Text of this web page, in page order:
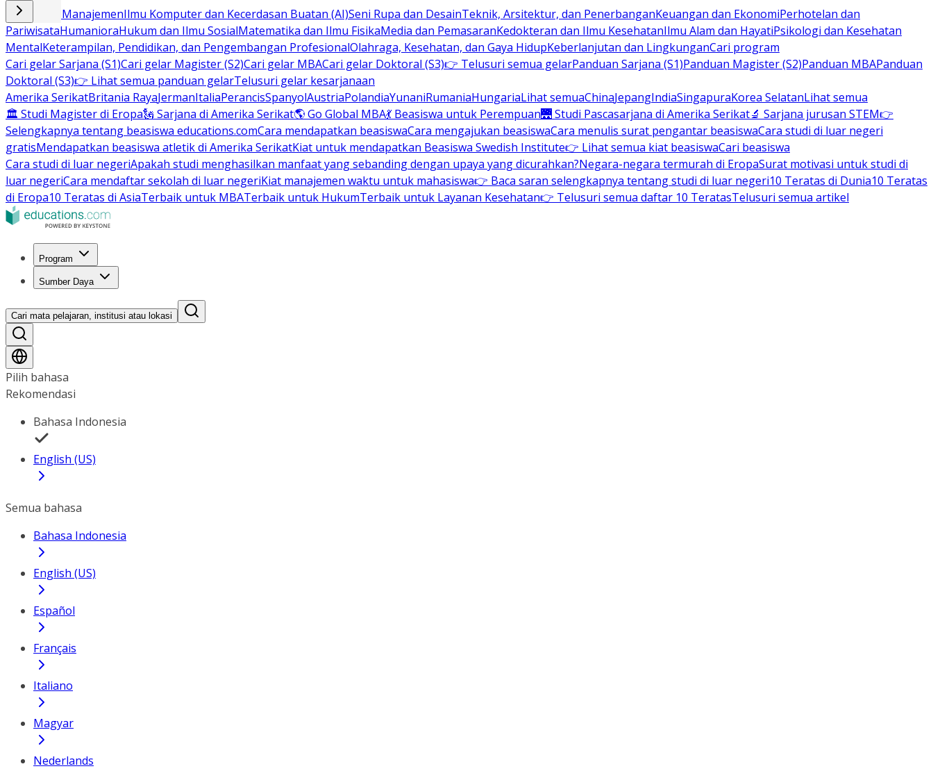
Bisnis dan ManajemenIlmu Komputer dan Kecerdasan Buatan (AI)Seni Rupa dan DesainTeknik, Arsitektur, dan PenerbanganKeuangan dan EkonomiPerhotelan dan
PariwisataHumanioraHukum dan Ilmu SosialMatematika dan Ilmu FisikaMedia dan PemasaranKedokteran dan Ilmu KesehatanIlmu Alam dan HayatiPsikologi dan Kesehatan
MentalKeterampilan, Pendidikan, dan Pengembangan ProfesionalOlahraga, Kesehatan, dan Gaya HidupKeberlanjutan dan LingkunganCari program
Cari gelar Sarjana (S1)Cari gelar Magister (S2)Cari gelar MBACari gelar Doktoral (S3)👉 Telusuri semua gelarPanduan Sarjana (S1)Panduan Magister (S2)Panduan MBAPanduan
Doktoral (S3)👉 Lihat semua panduan gelarTelusuri gelar kesarjanaan
Amerika SerikatBritania RayaJermanItaliaPerancisSpanyolAustriaPolandiaYunaniRumaniaHungariaLihat semuaChinaJepangIndiaSingapuraKorea SelatanLihat semua
🏛 Studi Magister di Eropa🗽 Sarjana di Amerika Serikat🌎 Go Global MBA💃 Beasiswa untuk Perempuan🌉 Studi Pascasarjana di Amerika Serikat🔬 Sarjana jurusan STEM👉
Selengkapnya tentang beasiswa educations.comCara mendapatkan beasiswaCara mengajukan beasiswaCara menulis surat pengantar beasiswaCara studi di luar negeri
gratisMendapatkan beasiswa atletik di Amerika SerikatKiat untuk mendapatkan Beasiswa Swedish Institute👉 Lihat semua kiat beasiswaCari beasiswa
Cara studi di luar negeriApakah studi menghasilkan manfaat yang sebanding dengan upaya yang dicurahkan?Negara-negara termurah di EropaSurat motivasi untuk studi di
luar negeriCara mendaftar sekolah di luar negeriKiat manajemen waktu untuk mahasiswa👉 Baca saran selengkapnya tentang studi di luar negeri10 Teratas di Dunia10 Teratas
di Eropa10 Teratas di AsiaTerbaik untuk MBATerbaik untuk HukumTerbaik untuk Layanan Kesehatan👉 Telusuri semua daftar 10 TeratasTelusuri semua artikel
Program
Sumber Daya
Cari mata pelajaran, institusi atau lokasi
Pilih bahasa
Rekomendasi
Bahasa Indonesia
English (US)
Semua bahasa
Bahasa Indonesia
English (US)
Español
Français
Italiano
Magyar
Nederlands